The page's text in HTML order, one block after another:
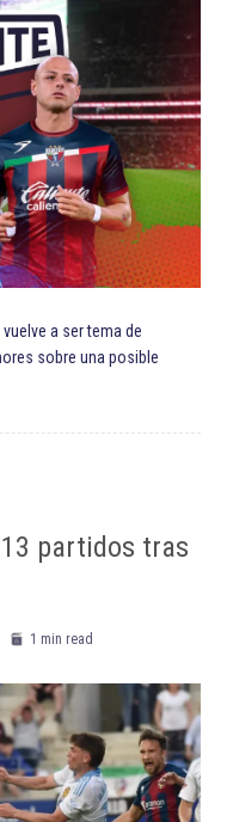
a ser tema de
sobre una posible
partidos tras
1 min read